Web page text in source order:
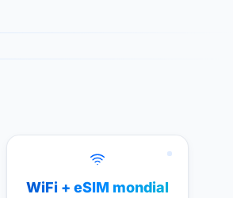
WiFi + eSIM mondial